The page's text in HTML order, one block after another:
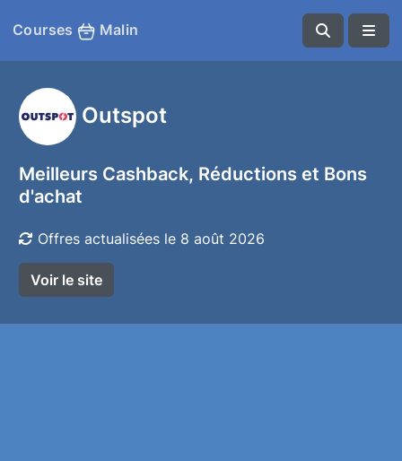
Courses Malin
Outspot
Meilleurs Cashback, Réductions et Bons
d'achat
Offres actualisées le 8 août 2026
Voir le site